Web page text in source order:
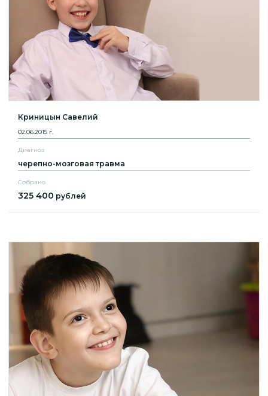
Криницын Савелий
02.06.2015 г.
Диагноз
черепно-мозговая травма
Собрано
325 400 рублей